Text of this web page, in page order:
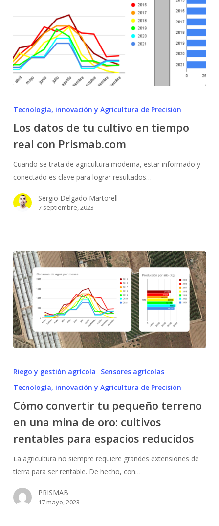
tu
cultivo
tiempo
real
con
Prismab.com
Tecnología, innovación y Agricultura de Precisión
Los datos de tu cultivo en tiempo
real con Prismab.com
Cuando se trata de agricultura moderna, estar informado y
conectado es clave para lograr resultados…
Sergio Delgado Martorell
7 septiembre, 2023
pequeño
terreno
mina
de
oro:
rentables
para
Riego y gestión agrícola
Sensores agrícolas
Tecnología, innovación y Agricultura de Precisión
Cómo convertir tu pequeño terreno
en una mina de oro: cultivos
rentables para espacios reducidos
La agricultura no siempre requiere grandes extensiones de
tierra para ser rentable. De hecho, con…
PRISMAB
17 mayo, 2023